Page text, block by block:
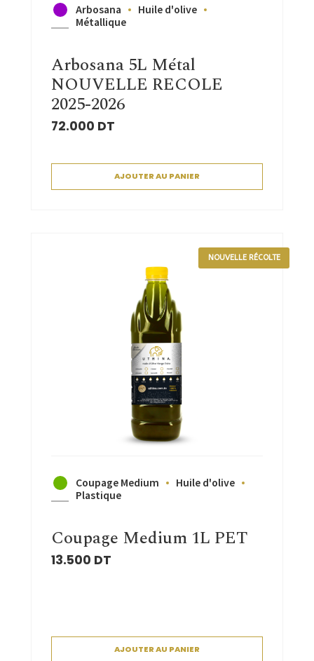
Arbosana
Huile d'olive
Métallique
Arbosana 5L Métal
NOUVELLE RECOLE
2025-2026
72.000 DT
AJOUTER AU PANIER
NOUVELLE RÉCOLTE
Coupage Medium
Huile d'olive
Plastique
Coupage Medium 1L PET
13.500 DT
AJOUTER AU PANIER